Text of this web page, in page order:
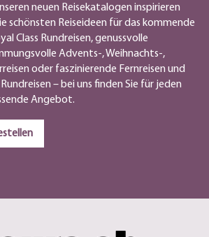
neuen Reisekatalogen inspirieren
schönsten Reiseideen für das kommende
Class Rundreisen, genussvolle
Advents-, Weihnachts-,
oder faszinierende Fernreisen und
– bei uns finden Sie für jeden
Angebot.